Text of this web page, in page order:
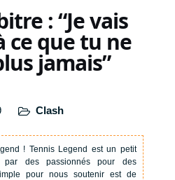
: “Je vais
ce que tu ne
jamais”
Clash
! Tennis Legend est un petit
par des passionnés pour des
pour nous soutenir est de